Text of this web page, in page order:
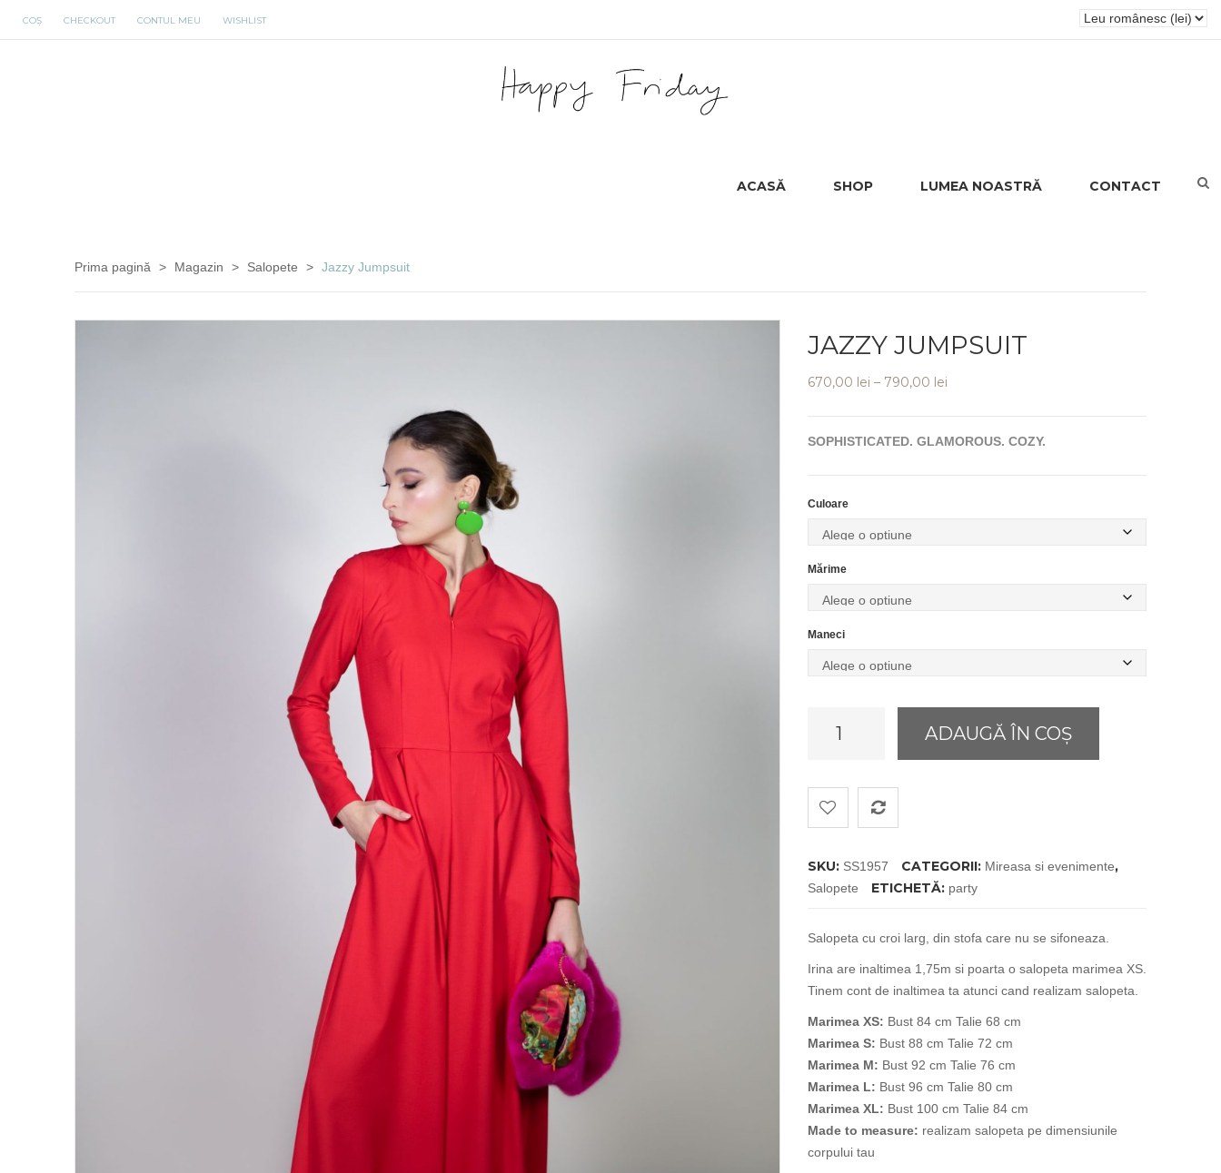
COȘ CHECKOUT CONTUL MEU WISHLIST
ACASĂ SHOP LUMEA NOASTRĂ CONTACT
Prima pagină > Magazin > Salopete > Jazzy Jumpsuit
JAZZY JUMPSUIT
670,00 lei – 790,00 leiInterval
670,00 lei
SOPHISTICATED. GLAMOROUS. COZY.
Culoare
Mărime
Maneci
Jazzy
ADAUGĂ ÎN COȘ
SKU: SS1957 CATEGORII: Mireasa si evenimente,
Salopete ETICHETĂ: party
Salopeta cu croi larg, din stofa care nu se sifoneaza.
Irina are inaltimea 1,75m si poarta o salopeta marimea XS.
Tinem cont de inaltimea ta atunci cand realizam salopeta.
Marimea XS: Bust 84 cm Talie 68 cm
Marimea S: Bust 88 cm Talie 72 cm
Marimea M: Bust 92 cm Talie 76 cm
Marimea L: Bust 96 cm Talie 80 cm
Marimea XL: Bust 100 cm Talie 84 cm
Made to measure: realizam salopeta pe dimensiunile
corpului tau